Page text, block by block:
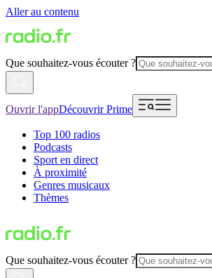
Aller au contenu
Que souhaitez-vous écouter ?
Ouvrir l'appDécouvrir Prime
Top 100 radios
Podcasts
Sport en direct
À proximité
Genres musicaux
Thèmes
Que souhaitez-vous écouter ?